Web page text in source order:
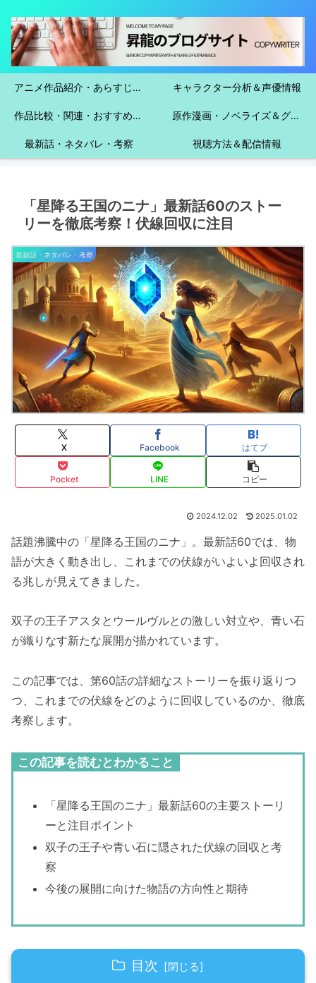
アニメ作品紹介・あらすじ＆魅力 キャラクター分析＆声優情報
作品比較・関連・おすすめガイド 原作漫画・ノベライズ＆グッズ・イベント情報
最新話・ネタバレ・考察 視聴方法＆配信情報
「星降る王国のニナ」最新話60のストー
リーを徹底考察！伏線回収に注目
最新話・ネタバレ・考察
X Facebook はてブ
Pocket LINE コピー
2024.12.02 2025.01.02
話題沸騰中の「星降る王国のニナ」。最新話60では、物
語が大きく動き出し、これまでの伏線がいよいよ回収され
る兆しが見えてきました。
双子の王子アスタとウールヴルとの激しい対立や、青い石
が織りなす新たな展開が描かれています。
この記事では、第60話の詳細なストーリーを振り返りつ
つ、これまでの伏線をどのように回収しているのか、徹底
考察します。
この記事を読むとわかること
「星降る王国のニナ」最新話60の主要ストーリ
ーと注目ポイント
双子の王子や青い石に隠された伏線の回収と考
察
今後の展開に向けた物語の方向性と期待
目次